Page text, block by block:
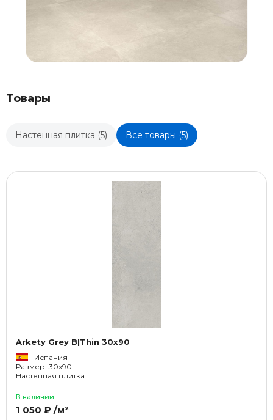
Товары
Настенная плитка (5) Все товары (5)
Arkety Grey B|Thin 30x90
Испания
Размер: 30x90
Настенная плитка
В наличии
1 050 ₽ /м²